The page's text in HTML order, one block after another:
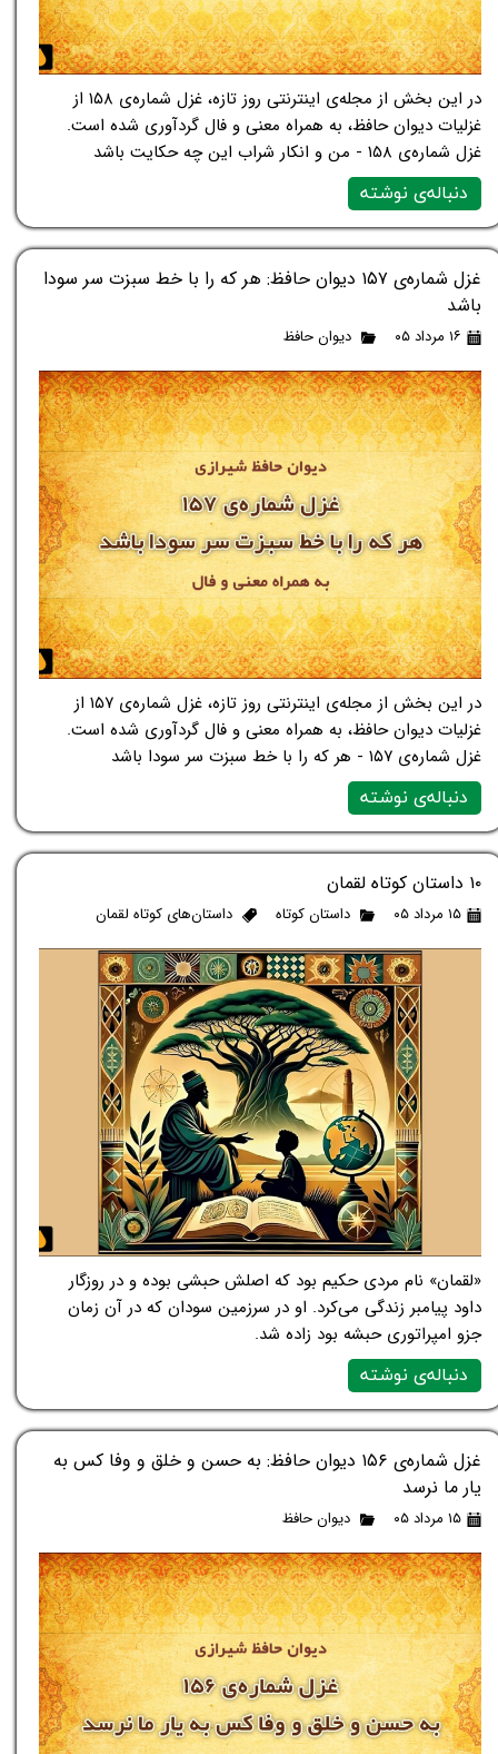
در این بخش از مجله‌ی اینترنتی روز تازه، غزل شماره‌ی ۱۵۸ از
غزلیات دیوان حافظ، به همراه معنی و فال گردآوری شده است.
غزل شماره‌ی ۱۵۸ - من و انکار شراب این چه حکایت باشد
دنباله‌ی نوشته
غزل شماره‌ی ۱۵۷ دیوان حافظ: هر که را با خط سبزت سر سودا
باشد
۱۶ مرداد ۰۵ دیوان حافظ
در این بخش از مجله‌ی اینترنتی روز تازه، غزل شماره‌ی ۱۵۷ از
غزلیات دیوان حافظ، به همراه معنی و فال گردآوری شده است.
غزل شماره‌ی ۱۵۷ - هر که را با خط سبزت سر سودا باشد
دنباله‌ی نوشته
۱۰ داستان کوتاه لقمان
۱۵ مرداد ۰۵ داستان کوتاه داستان‌های کوتاه لقمان
«لقمان» نام مردی حکیم بود که اصلش حبشی بوده و در روزگار
داود پیامبر زندگی می‌کرد. او در سرزمین سودان که در آن زمان
جزو امپراتوری حبشه بود زاده شد.
دنباله‌ی نوشته
غزل شماره‌ی ۱۵۶ دیوان حافظ: به حسن و خلق و وفا کس به
یار ما نرسد
۱۵ مرداد ۰۵ دیوان حافظ